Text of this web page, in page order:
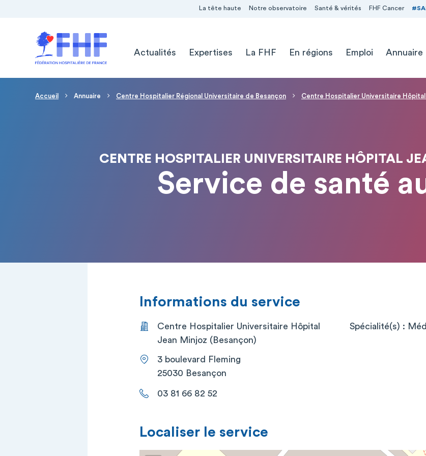
La tête haute Notre observatoire Santé & vérités FHF Cancer
Actualités
Expertises La FHF En régions Emploi Annuaire
Fil d'Ariane
Accueil Annuaire Centre Hospitalier Régional Universitaire de Besançon Centre Hospitalier Universitaire Hôpital
CENTRE HOSPITALIER UNIVERSITAIRE HÔPITAL
Service de santé
Informations du service
Centre Hospitalier Universitaire Hôpital
Jean Minjoz (Besançon)
3 boulevard Fleming
25030 Besançon
03 81 66 82 52
Spécialité(s) :
Localiser le service